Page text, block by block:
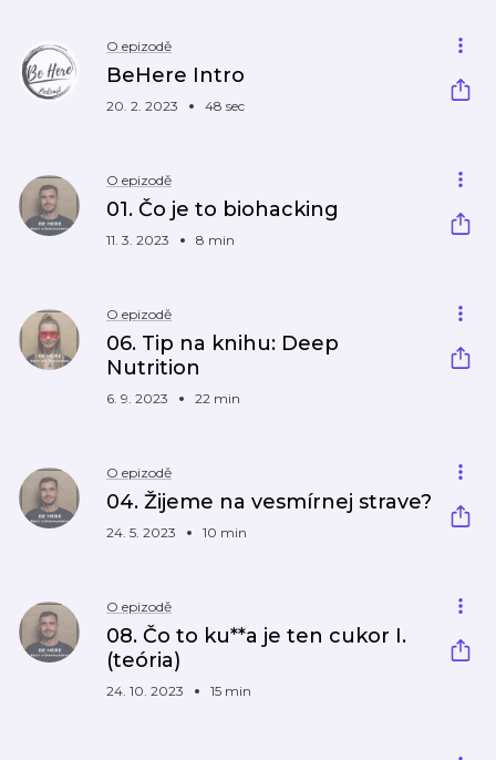
O epizodě
BeHere Intro
20. 2. 2023 48 sec
O epizodě
01. Čo je to biohacking
11. 3. 2023 8 min
O epizodě
06. Tip na knihu: Deep
Nutrition
6. 9. 2023 22 min
O epizodě
04. Žijeme na vesmírnej strave?
24. 5. 2023 10 min
O epizodě
08. Čo to ku**a je ten cukor I.
(teória)
24. 10. 2023 15 min